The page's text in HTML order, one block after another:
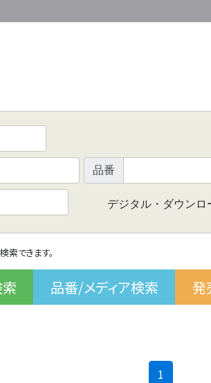
品番
デジタル・ダウン
索できます。
品番/メディア検索 発
1